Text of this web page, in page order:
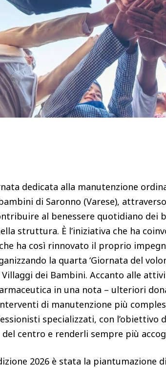
dedicata alla manutenzione
di Saronno (Varese),
al benessere quotidiano dei
struttura. È l’iniziativa che ha
ha così rinnovato il proprio
la quarta ‘Giornata del
Villaggi dei Bambini. Accanto alle
in una nota – ulteriori
di manutenzione più
specializzati, con l’obiettivo
centro e renderli sempre più
2026 è stata la piantumazione